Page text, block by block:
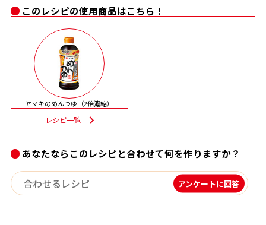
楽チン屋® ストレートつゆ
割烹白だしレシピ
レシピ特設サイト
割烹白だしレシピ特集
だし巻き卵特集
かつおだしが決め手！簡単茶碗蒸し
このレシピの使用商品はこちら！
ヤマキのめんつゆ（2倍濃縮）
レシピ一覧
あなたならこのレシピと合わせて何を作りますか？
アンケートに回答